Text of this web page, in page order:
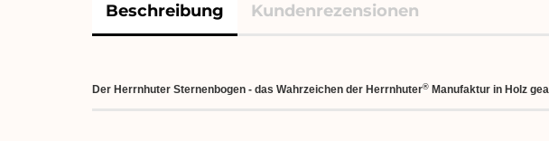
Beschreibung Kundenrezensionen
Der Herrnhuter Sternenbogen - das Wahrzeichen der Herrnhuter® Manufaktur in Holz